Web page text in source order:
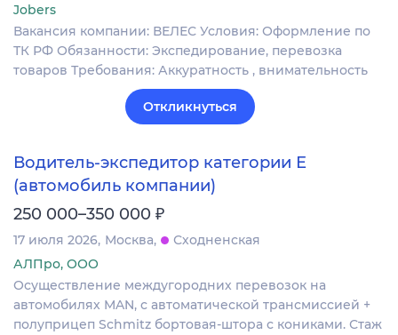
Jobers
Вакансия компании: ВЕЛЕС Условия: Оформление по
ТК РФ Обязанности: Экспедирование, перевозка
товаров Требования: Аккуратность , внимательность
Откликнуться
Водитель-экспедитор категории Е
(автомобиль компании)
250 000–350 000 ₽
17 июля 2026 Москва
Сходненская
АЛПро, ООО
Осуществление междугородних перевозок на
автомобилях MAN, с автоматической трансмиссией +
полуприцеп Schmitz бортовая-штора с кониками. Стаж